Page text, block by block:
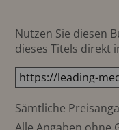
Nutzen Sie diesen
dieses Titels direkt
Sämtliche